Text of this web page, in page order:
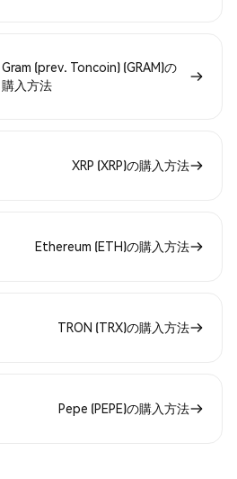
Gram (prev. Toncoin) (GRAM)の
購入方法
XRP (XRP)の購入方法
Ethereum (ETH)の購入方法
TRON (TRX)の購入方法
Pepe (PEPE)の購入方法